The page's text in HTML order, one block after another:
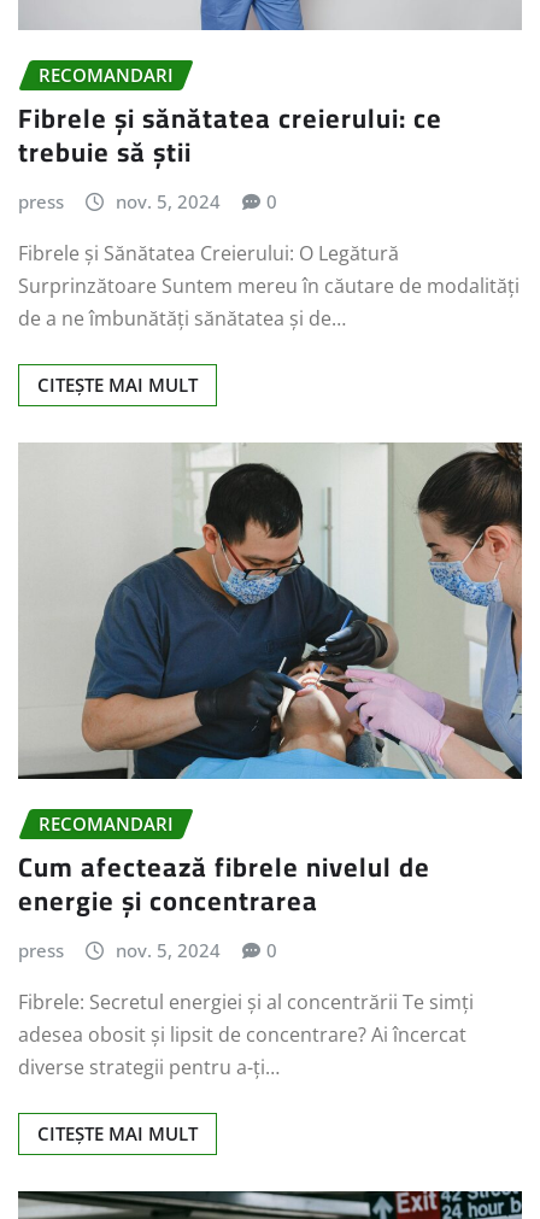
RECOMANDARI
Fibrele și sănătatea creierului: ce
trebuie să știi
press nov. 5, 2024 0
Fibrele și Sănătatea Creierului: O Legătură
Surprinzătoare Suntem mereu în căutare de modalități
de a ne îmbunătăți sănătatea și de…
CITEȘTE MAI MULT
RECOMANDARI
Cum afectează fibrele nivelul de
energie și concentrarea
press nov. 5, 2024 0
Fibrele: Secretul energiei și al concentrării Te simți
adesea obosit și lipsit de concentrare? Ai încercat
diverse strategii pentru a-ți…
CITEȘTE MAI MULT